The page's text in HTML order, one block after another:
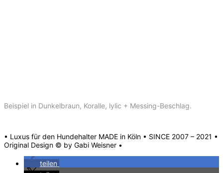
Beispiel in Dunkelbraun, Koralle, lylic + Messing-Beschlag.
• Luxus für den Hundehalter MADE in Köln • SINCE 2007 – 2021 •
Original Design © by Gabi Weisner •
teilen